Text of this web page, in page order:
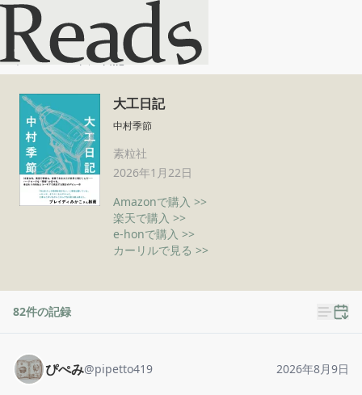
大工日記
ホーム 大工日記
大工日記
中村季節
素粒社
2026年1月22日
Amazonで購入 >>
楽天で購入 >>
e-honで購入 >>
カーリルで見る >>
82件の記録
ぴぺみ@pipetto419 2026年8月9日